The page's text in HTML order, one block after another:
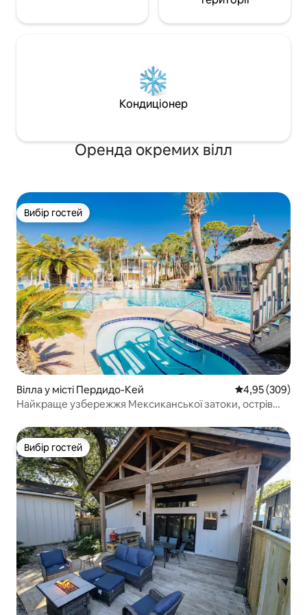
Кондиціонер
Оренда окремих вілл
Вибір гостей
Вибір гостей
Вілла у місті Пердидо-Кей Середня
4,95 (309)
Найкраще узбережжя Мексиканської затоки, острів
Вибір гостей
Вибір гостей